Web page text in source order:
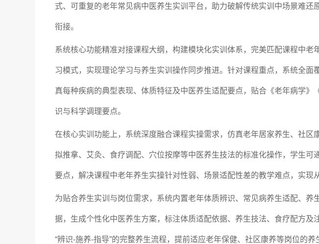
式、可重复的老年常见病中医养生实训平台，助力破解传统实训中场景难
衔接。
系统核心功能精准对接课程大纲，构建模块化实训体系，完美匹配课程中
习模式，实现理论学习与养生实训操作同步推进。针对课程重点，系统全
真每种疾病的典型表现、体质特征及中医养生适配要点，贴合《老年病学
识与科学调理要点。
在核心实训功能上，系统深度融合课程实操需求，仿真老年居家养生、社
拟推拿、艾灸、食疗调配、穴位按摩等中医养生技法的标准化操作，学生
要点，解决课程中老年养生实操针对性弱、场景适配性差的教学难点，实现
为贴合养生实训与岗位需求，系统内置老年体质辨识、常见病养生适配、
据，生成个性化中医养生方案，标注体质适配依据、养生技法、食疗配方
“辨识-施养-指导”的完整养生流程，提前适应老年保健、社区康养等岗位的养